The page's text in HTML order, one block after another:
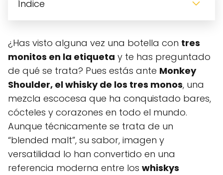
Índice
¿Has visto alguna vez una botella con tres
monitos en la etiqueta y te has preguntado
de qué se trata? Pues estás ante Monkey
Shoulder, el whisky de los tres monos, una
mezcla escocesa que ha conquistado bares,
cócteles y corazones en todo el mundo.
Aunque técnicamente se trata de un
“blended malt”, su sabor, imagen y
versatilidad lo han convertido en una
referencia moderna entre los whiskys